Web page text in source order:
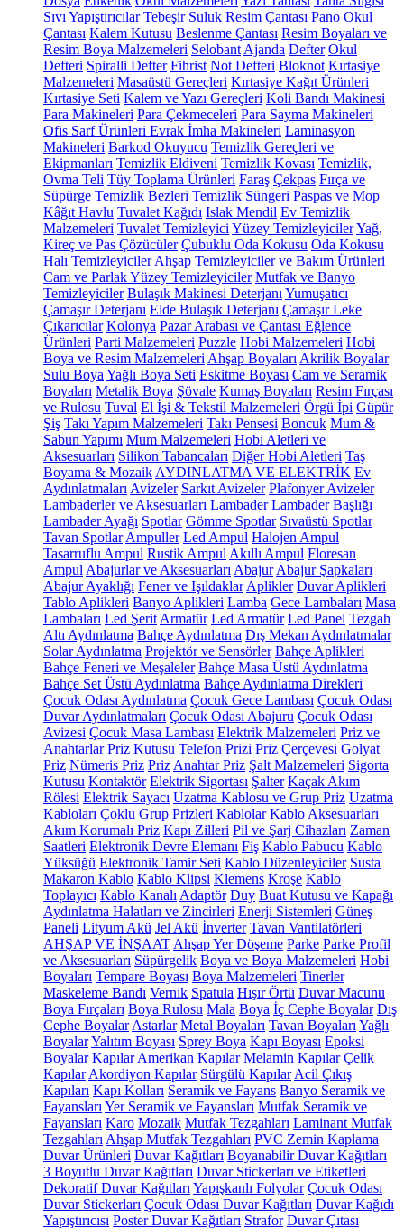
Sıvı Yapıştırıcılar Tebeşir Suluk Resim Çantası Pano Okul
Çantası Kalem Kutusu Beslenme Çantası Resim Boyaları ve
Resim Boya Malzemeleri Selobant Ajanda Defter Okul
Defteri Spiralli Defter Fihrist Not Defteri Bloknot Kırtasiye
Malzemeleri Masaüstü Gereçleri Kırtasiye Kağıt Ürünleri
Kırtasiye Seti Kalem ve Yazı Gereçleri Koli Bandı Makinesi
Para Makineleri Para Çekmeceleri Para Sayma Makineleri
Ofis Sarf Ürünleri Evrak İmha Makineleri Laminasyon
Makineleri Barkod Okuyucu Temizlik Gereçleri ve
Ekipmanları Temizlik Eldiveni Temizlik Kovası Temizlik,
Ovma Teli Tüy Toplama Ürünleri Faraş Çekpas Fırça ve
Süpürge Temizlik Bezleri Temizlik Süngeri Paspas ve Mop
Kâğıt Havlu Tuvalet Kağıdı Islak Mendil Ev Temizlik
Malzemeleri Tuvalet Temizleyici Yüzey TemizleyicilerYağ,
Kireç ve Pas Çözücüler Çubuklu Oda Kokusu Oda Kokusu
Halı Temizleyiciler Ahşap Temizleyiciler ve Bakım Ürünleri
Cam ve Parlak Yüzey Temizleyiciler Mutfak ve Banyo
Temizleyiciler Bulaşık Makinesi Deterjanı Yumuşatıcı
Çamaşır Deterjanı Elde Bulaşık Deterjanı Çamaşır Leke
Çıkarıcılar Kolonya Pazar Arabası ve Çantası Eğlence
Ürünleri Parti Malzemeleri Puzzle Hobi Malzemeleri Hobi
Boya ve Resim Malzemeleri Ahşap Boyaları Akrilik Boyalar
Sulu Boya Yağlı Boya Seti Eskitme Boyası Cam ve Seramik
Boyaları Metalik Boya Şövale Kumaş Boyaları Resim Fırçası
ve Rulosu Tuval El İşi & Tekstil Malzemeleri Örgü İpi Güpür
Şiş Takı Yapım Malzemeleri Takı Pensesi Boncuk Mum &
Sabun Yapımı Mum Malzemeleri Hobi Aletleri ve
Aksesuarları Silikon Tabancaları Diğer Hobi Aletleri Taş
Boyama & Mozaik AYDINLATMA VE ELEKTRİK Ev
Aydınlatmaları Avizeler Sarkıt Avizeler Plafonyer Avizeler
Lambaderler ve Aksesuarları Lambader Lambader Başlığı
Lambader Ayağı Spotlar Gömme Spotlar Sıvaüstü Spotlar
Tavan Spotlar Ampuller Led Ampul Halojen Ampul
Tasarruflu Ampul Rustik Ampul Akıllı Ampul Floresan
Ampul Abajurlar ve Aksesuarları Abajur Abajur Şapkaları
Abajur Ayaklığı Fener ve Işıldaklar Aplikler Duvar Aplikleri
Tablo Aplikleri Banyo Aplikleri Lamba Gece Lambaları Masa
Lambaları Led Şerit Armatür Led Armatür Led Panel Tezgah
Altı Aydınlatma Bahçe Aydınlatma Dış Mekan Aydınlatmalar
Solar Aydınlatma Projektör ve Sensörler Bahçe Aplikleri
Bahçe Feneri ve Meşaleler Bahçe Masa Üstü Aydınlatma
Bahçe Set Üstü Aydınlatma Bahçe Aydınlatma Direkleri
Çocuk Odası Aydınlatma Çocuk Gece Lambası Çocuk Odası
Duvar Aydınlatmaları Çocuk Odası Abajuru Çocuk Odası
Avizesi Çocuk Masa Lambası Elektrik Malzemeleri Priz ve
Anahtarlar Priz Kutusu Telefon Prizi Priz Çerçevesi Golyat
Priz Nümeris Priz Priz Anahtar Priz Şalt Malzemeleri Sigorta
Kutusu Kontaktör Elektrik Sigortası Şalter Kaçak Akım
Rölesi Elektrik Sayacı Uzatma Kablosu ve Grup Priz Uzatma
Kabloları Çoklu Grup Prizleri Kablolar Kablo Aksesuarları
Akım Korumalı Priz Kapı Zilleri Pil ve Şarj Cihazları Zaman
Saatleri Elektronik Devre Elemanı Fiş Kablo Pabucu Kablo
Yüksüğü Elektronik Tamir Seti Kablo Düzenleyiciler Susta
Makaron Kablo Kablo Klipsi Klemens Kroşe Kablo
Toplayıcı Kablo Kanalı Adaptör Duy Buat Kutusu ve Kapağı
Aydınlatma Halatları ve Zincirleri Enerji Sistemleri Güneş
Paneli Lityum Akü Jel Akü İnverter Tavan Vantilatörleri
AHŞAP VE İNŞAAT Ahşap Yer Döşeme Parke Parke Profil
ve Aksesuarları Süpürgelik Boya ve Boya Malzemeleri Hobi
Boyaları Tempare Boyası Boya Malzemeleri Tinerler
Maskeleme Bandı Vernik Spatula Hışır Örtü Duvar Macunu
Boya Fırçaları Boya Rulosu Mala Boya İç Cephe Boyalar Dış
Cephe Boyalar Astarlar Metal Boyaları Tavan Boyaları Yağlı
BoyalarYalıtım Boyası Sprey Boya Kapı Boyası Epoksi
Boyalar Kapılar Amerikan Kapılar Melamin Kapılar Çelik
Kapılar Akordiyon Kapılar Sürgülü Kapılar Acil Çıkış
Kapıları Kapı Kolları Seramik ve Fayans Banyo Seramik ve
Fayansları Yer Seramik ve Fayansları Mutfak Seramik ve
Fayansları Karo Mozaik Mutfak Tezgahları Laminant Mutfak
Tezgahları Ahşap Mutfak Tezgahları PVC Zemin Kaplama
Duvar Ürünleri Duvar Kağıtları Boyanabilir Duvar Kağıtları
3 Boyutlu Duvar Kağıtları Duvar Stickerları ve Etiketleri
Dekoratif Duvar Kağıtları Yapışkanlı Folyolar Çocuk Odası
Duvar Stickerları Çocuk Odası Duvar Kağıtları Duvar Kağıdı
Yapıştırıcısı Poster Duvar Kağıtları Strafor Duvar Çıtası